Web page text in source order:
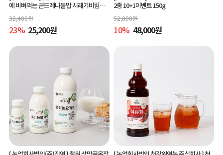
에 비벼먹는 곤드레나물밥 시래기비빔밥
32,400원
23% 25,200원
2종 10+1이벤트 150g
52,800원
10% 48,000원